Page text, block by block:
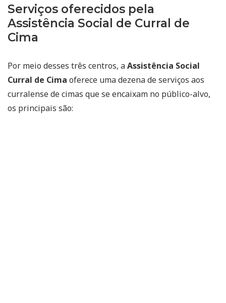
Serviços oferecidos pela
Assistência Social de Curral de
Cima
Por meio desses três centros, aAssistência Social
Curral de Cima oferece uma dezena de serviços aos
curralense de cimas que se encaixam no público-alvo,
os principais são: